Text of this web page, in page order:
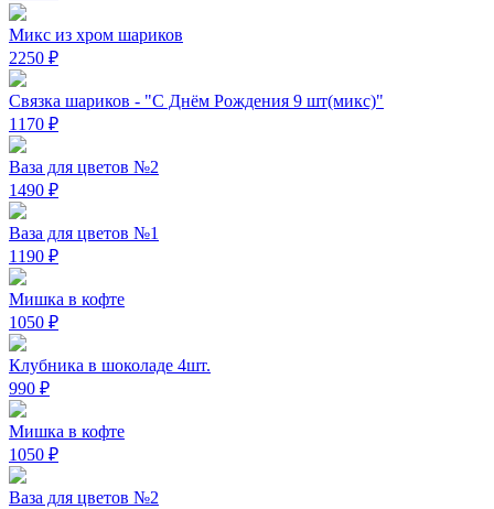
Микс из хром шариков
2250 ₽
Связка шариков - "С Днём Рождения 9 шт(микс)"
1170 ₽
Ваза для цветов №2
1490 ₽
Ваза для цветов №1
1190 ₽
Мишка в кофте
1050 ₽
Клубника в шоколаде 4шт.
990 ₽
Мишка в кофте
1050 ₽
Ваза для цветов №2